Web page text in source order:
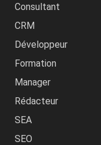
Consultant
CRM
Développeur
Formation
Manager
Rédacteur
SEA
SEO